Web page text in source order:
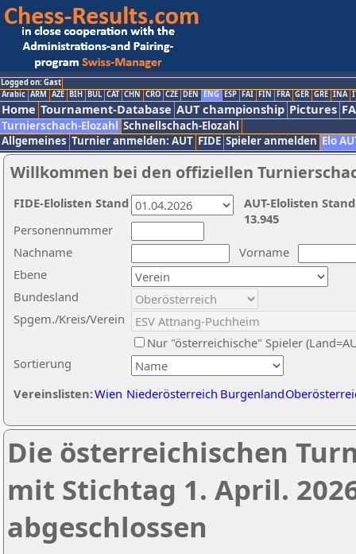
Logged on: Gast
Arabic ARM AZE BIH BUL CAT CHN CRO CZE DEN ENG ESP FAI FIN FRA GER GRE INA
Home Tournament-Database AUT championship Pictures
Turnierschach-Elozahl Schnellschach-Elozahl
Allgemeines Turnier anmelden: AUT FIDE Spieler anmelden Elo
Willkommen bei den offiziellen
Nachname
Vorname
Ebene
Sortierung
Personennummer
Bundesland
Spgem./Kreis/Verein
Nur "österreichische" Spieler
Vereinslisten:Wien Niederösterreich Burgenland
AUT-Elolisten
13.945
FIDE-Elolisten Stand
Die österreichischen
mit Stichtag 1. April.
abgeschlossen